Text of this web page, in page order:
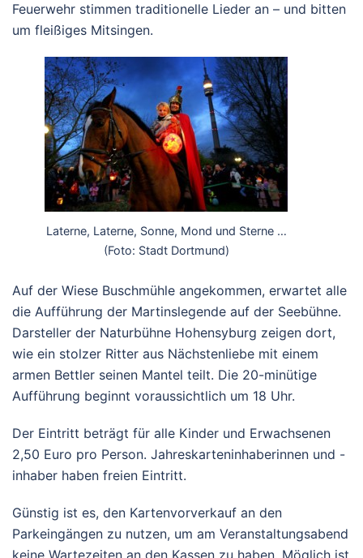
Feuerwehr stimmen traditionelle Lieder an – und bitten
um fleißiges Mitsingen.
Laterne, Laterne, Sonne, Mond und Sterne …
(Foto: Stadt Dortmund)
Auf der Wiese Buschmühle angekommen, erwartet alle
die Aufführung der Martinslegende auf der Seebühne.
Darsteller der Naturbühne Hohensyburg zeigen dort,
wie ein stolzer Ritter aus Nächstenliebe mit einem
armen Bettler seinen Mantel teilt. Die 20-minütige
Aufführung beginnt voraussichtlich um 18 Uhr.
Der Eintritt beträgt für alle Kinder und Erwachsenen
2,50 Euro pro Person. Jahreskarteninhaberinnen und -
inhaber haben freien Eintritt.
Günstig ist es, den Kartenvorverkauf an den
Parkeingängen zu nutzen, um am Veranstaltungsabend
keine Wartezeiten an den Kassen zu haben. Möglich ist